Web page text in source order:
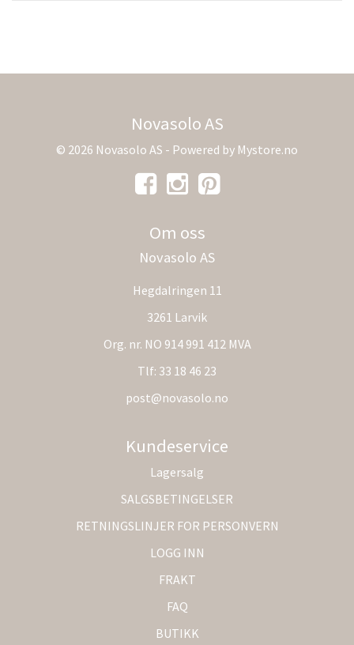
Novasolo AS
© 2026 Novasolo AS - Powered by Mystore.no
Om oss
Novasolo AS
Hegdalringen 11
3261 Larvik
Org. nr. NO 914 991 412 MVA
Tlf: 33 18 46 23
post@novasolo.no
Kundeservice
Lagersalg
SALGSBETINGELSER
RETNINGSLINJER FOR PERSONVERN
LOGG INN
FRAKT
FAQ
BUTIKK